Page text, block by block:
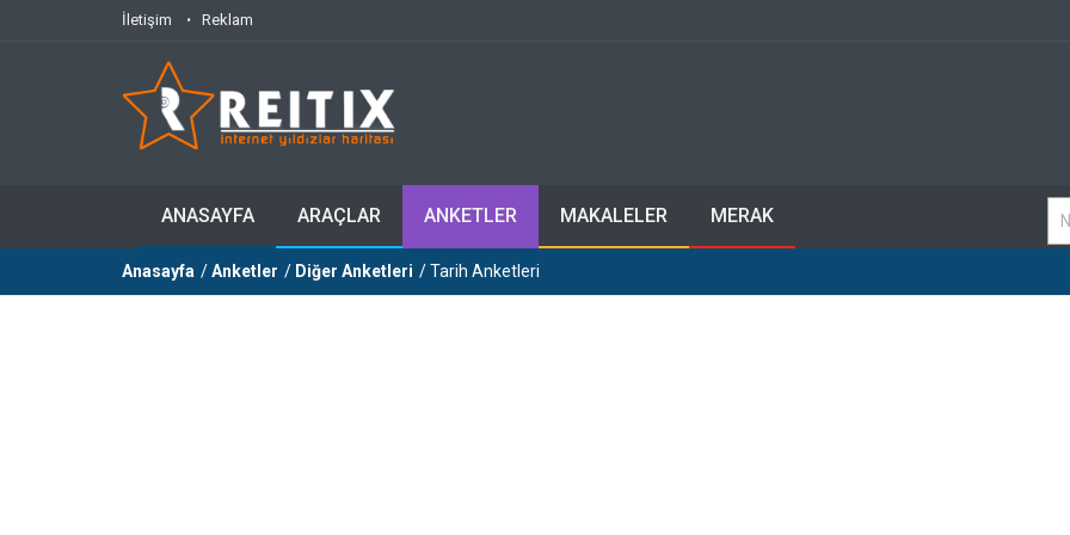
İletişim Reklam
ANASAYFA ARAÇLAR ANKETLER MAKALELER MERAK
Anasayfa /Anketler / Diğer Anketleri / Tarih Anketleri